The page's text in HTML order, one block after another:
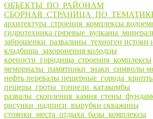
ОБЪЕКТЫ_ПО_РАЙОНАМ
архитектура_строения_комплексы
гидротехника
заброшенки_развалины_техноген истоки
кладбища_захоронения колодцы
крепости_городища_строения_комплексы
мемориалы_памятники_знаки_символы
нефть перевалы
пещеры_гроты_тоннели_катакомбы
рисунки_надписи_вырубки скважины
стоянки_места_отдыха_базы_комплексы